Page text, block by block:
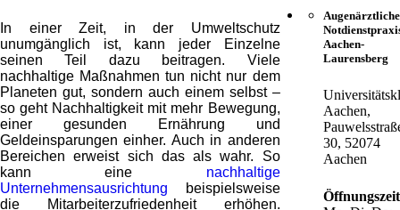
In einer Zeit, in der Umweltschutz
unumgänglich ist, kann jeder Einzelne
seinen Teil dazu beitragen. Viele
nachhaltige Maßnahmen tun nicht nur dem
Planeten gut, sondern auch einem selbst –
so geht Nachhaltigkeit mit mehr Bewegung,
einer gesunden Ernährung und
Geldeinsparungen einher. Auch in anderen
Bereichen erweist sich das als wahr. So
kann eine nachhaltige
Unternehmensausrichtung beispielsweise
die Mitarbeiterzufriedenheit erhöhen.
Augenärztliche
Aachen-
Laurensberg
Aachen,
30, 52074
Aachen